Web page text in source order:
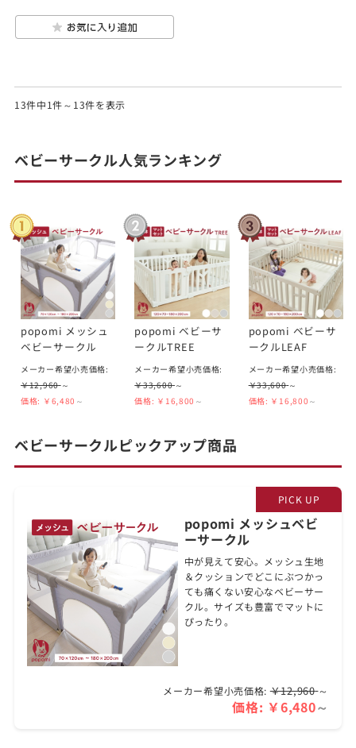
13件中1件～13件を表示
ベビーサークル人気ランキング
popomi メッシュ
ベビーサークル
メーカー希望小売価格:
￥12,960～
価格: ￥6,480 ～
popomi ベビーサ
ークルTREE
メーカー希望小売価格:
￥33,600～
価格: ￥16,800 ～
popomi ベビーサ
ークルLEAF
メーカー希望小売価格:
￥33,600～
価格: ￥16,800 ～
ベビーサークルピックアップ商品
popomi メッシュベビ
ーサークル
中が見えて安心。メッシュ生地
＆クッションでどこにぶつかっ
ても痛くない安心なベビーサー
クル。サイズも豊富でマットに
ぴったり。
メーカー希望小売価格: ￥12,960～
価格: ￥6,480～